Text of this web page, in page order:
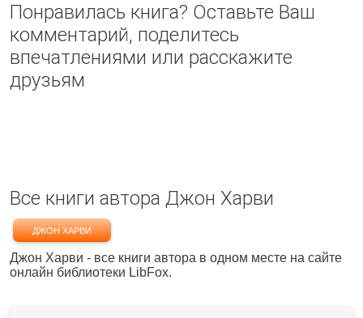
Понравилась книга? Оставьте Ваш
комментарий, поделитесь
впечатлениями или расскажите
друзьям
Все книги автора Джон Харви
ДЖОН ХАРВИ
Джон Харви - все книги автора в одном месте на сайте
онлайн библиотеки LibFox.